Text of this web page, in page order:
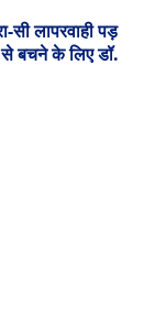
लापरवाही पड़
से बचने के लिए डॉ.